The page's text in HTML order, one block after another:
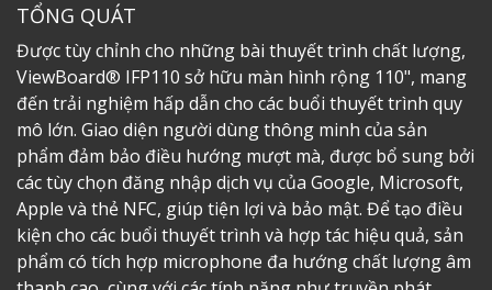
TỔNG QUÁT
Được tùy chỉnh cho những bài thuyết trình chất lượng,
ViewBoard® IFP110 sở hữu màn hình rộng 110", mang
đến trải nghiệm hấp dẫn cho các buổi thuyết trình quy
mô lớn. Giao diện người dùng thông minh của sản
phẩm đảm bảo điều hướng mượt mà, được bổ sung bởi
các tùy chọn đăng nhập dịch vụ của Google, Microsoft,
Apple và thẻ NFC, giúp tiện lợi và bảo mật. Để tạo điều
kiện cho các buổi thuyết trình và hợp tác hiệu quả, sản
phẩm có tích hợp microphone đa hướng chất lượng âm